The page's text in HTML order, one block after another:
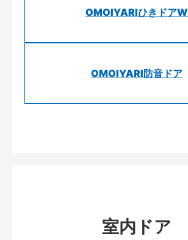
OMOIYARIひきドアW
OMOIYARI防音ドア
室内ドア